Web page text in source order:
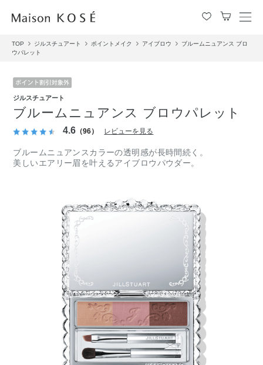
メ
ュ
TOP ジルスチュアート ポイントメイク アイブロウ
ブルームニュアンス ブロ
ウパレット
ジルスチュアート
ブルームニュアンス ブロウパレット
4.6 （96） レビューを見る
ブルームニュアンスカラーの透明感が長時間続く。
美しいエアリー眉を叶えるアイブロウパウダー。